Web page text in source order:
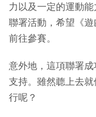
力以及一定的運動
聯署活動，希望《
前往參賽。
意外地，這項聯署
支持。雖然聼上去
行呢？